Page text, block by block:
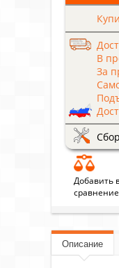
В
За
Добавить
сравнение
Описание